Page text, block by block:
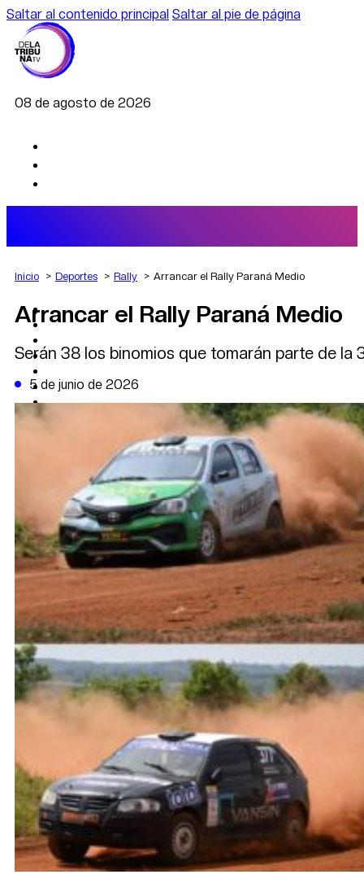
Saltar al contenido principal Saltar al pie de página
08 de agosto de 2026
AGRO
DEPORTES
POLÍTICA
DATA FIRME
DE LA TRIBUNA TV
Inicio Deportes Rally Arrancar el Rally Paraná Medio
Arrancar el Rally Paraná Medio
Serán 38 los binomios que tomarán parte de la
5 de junio de 2026